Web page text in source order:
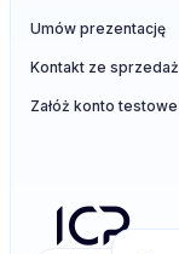
Umów prezentację
Kontakt ze
Załóż konto testowe